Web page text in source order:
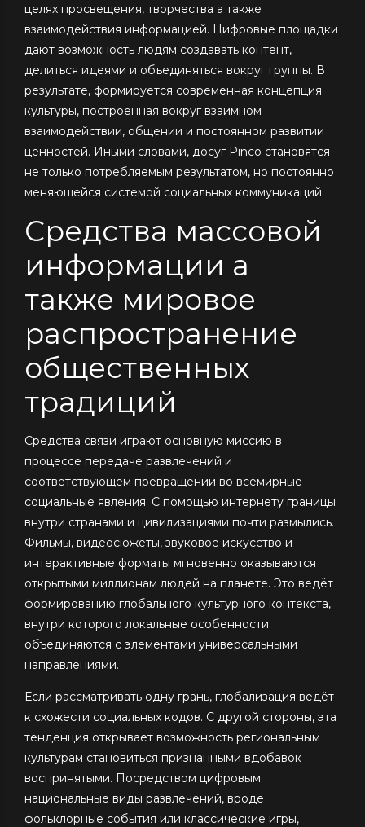
целях просвещения, творчества а также
взаимодействия информацией. Цифровые площадки
дают возможность людям создавать контент,
делиться идеями и объединяться вокруг группы. В
результате, формируется современная концепция
культуры, построенная вокруг взаимном
взаимодействии, общении и постоянном развитии
ценностей. Иными словами, досуг Pinco становятся
не только потребляемым результатом, но постоянно
меняющейся системой социальных коммуникаций.
Средства массовой
информации а
также мировое
распространение
общественных
традиций
Средства связи играют основную миссию в
процессе передаче развлечений и
соответствующем превращении во всемирные
социальные явления. С помощью интернету границы
внутри странами и цивилизациями почти размылись.
Фильмы, видеосюжеты, звуковое искусство и
интерактивные форматы мгновенно оказываются
открытыми миллионам людей на планете. Это ведёт
формированию глобального культурного контекста,
внутри которого локальные особенности
объединяются с элементами универсальными
направлениями.
Если рассматривать одну грань, глобализация ведёт
к схожести социальных кодов. С другой стороны, эта
тенденция открывает возможность региональным
культурам становиться признанными вдобавок
воспринятыми. Посредством цифровым
национальные виды развлечений, вроде
фольклорные события или классические игры,